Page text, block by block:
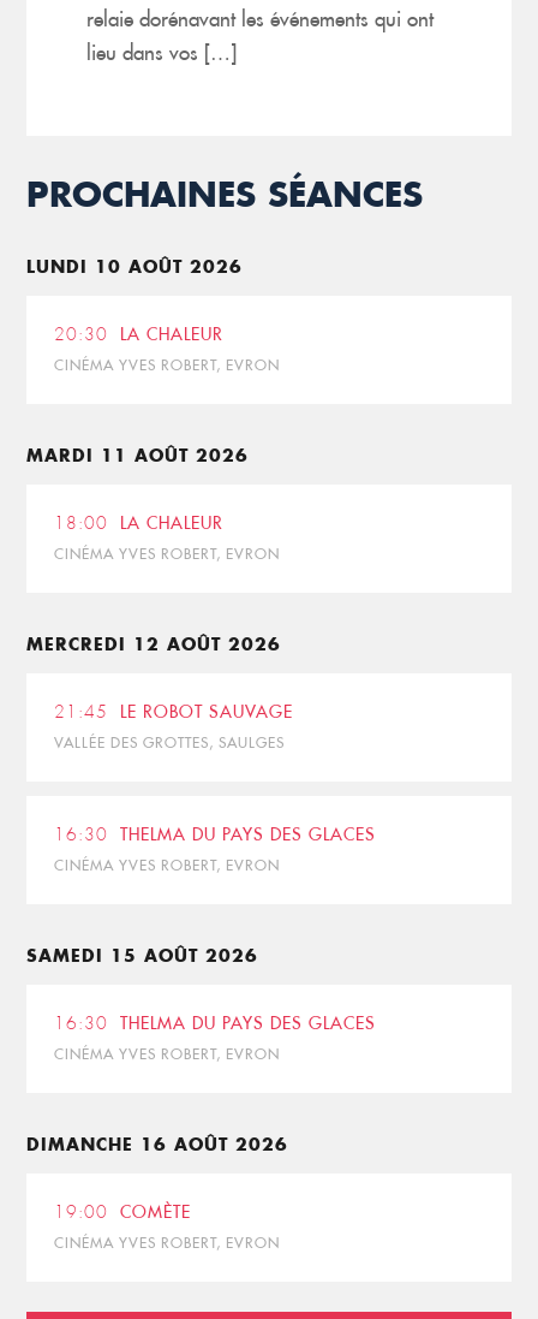
relaie dorénavant les événements qui ont
lieu dans vos […]
PROCHAINES SÉANCES
LUNDI 10 AOÛT 2026
20:30 LA CHALEUR
CINÉMA YVES ROBERT, EVRON
MARDI 11 AOÛT 2026
18:00 LA CHALEUR
CINÉMA YVES ROBERT, EVRON
MERCREDI 12 AOÛT 2026
21:45 LE ROBOT SAUVAGE
VALLÉE DES GROTTES, SAULGES
16:30 THELMA DU PAYS DES GLACES
CINÉMA YVES ROBERT, EVRON
SAMEDI 15 AOÛT 2026
16:30 THELMA DU PAYS DES GLACES
CINÉMA YVES ROBERT, EVRON
DIMANCHE 16 AOÛT 2026
19:00 COMÈTE
CINÉMA YVES ROBERT, EVRON